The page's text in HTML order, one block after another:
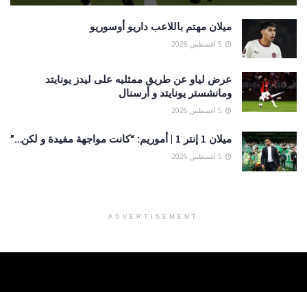
ميلان مهتم باللاعب داريو أوسوريو
عرض لياو عن طريق ممثليه على ليدز يونايتد
ومانشستر يونايتد و أرسنال
ميلان 1 إنتر 1 | أموريم: “كانت مواجهة مفيدة و لكن…”
ADVERTISEMENT